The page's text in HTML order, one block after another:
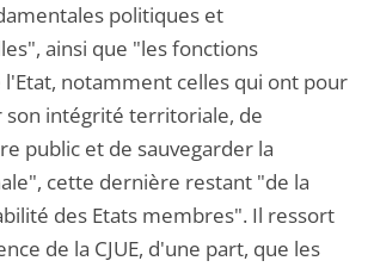
politiques et
ainsi que "les fonctions
l'Etat, notamment celles qui ont pour
son intégrité territoriale, de
public et de sauvegarder la
cette dernière restant "de la
des Etats membres". Il ressort
de la CJUE, d'une part, que les